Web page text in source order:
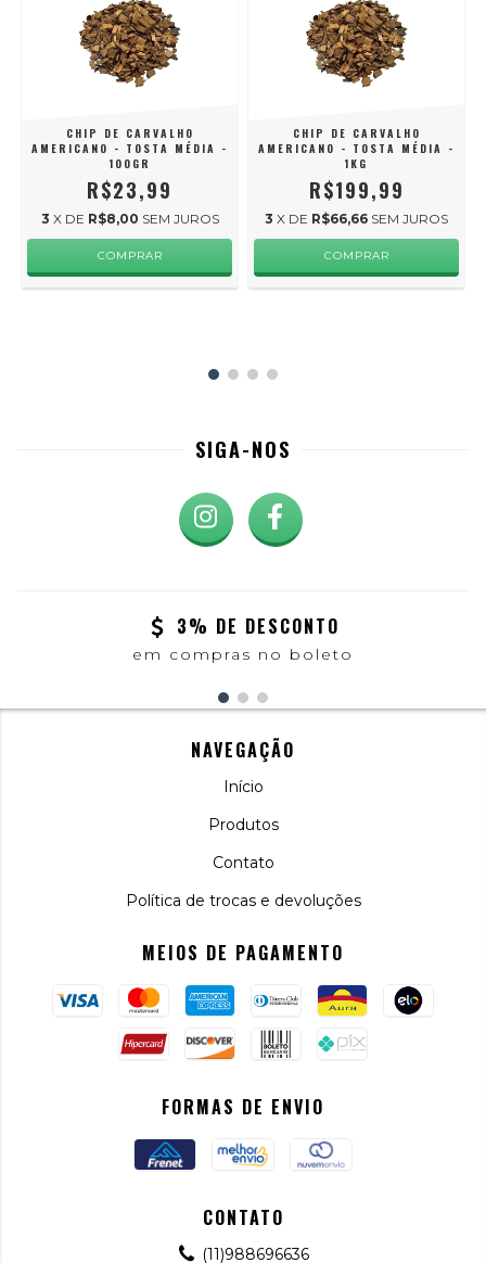
CHIP DE CARVALHO
AMERICANO - TOSTA MÉDIA -
100GR
R$23,99
3 X DE R$8,00 SEM JUROS
CHIP DE CARVALHO
AMERICANO - TOSTA MÉDIA -
1KG
R$199,99
3 X DE R$66,66 SEM JUROS
SIGA-NOS
3% DE DESCONTO
em compras no boleto
NAVEGAÇÃO
Início
Produtos
Contato
Política de trocas e devoluções
MEIOS DE PAGAMENTO
FORMAS DE ENVIO
CONTATO
(11)988696636